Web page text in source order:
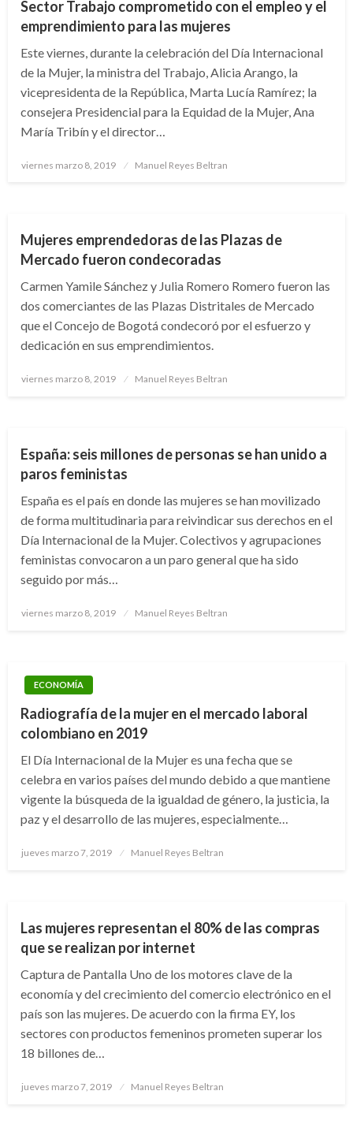
Sector Trabajo comprometido con el empleo y el
emprendimiento para las mujeres
Este viernes, durante la celebración del Día Internacional
de la Mujer, la ministra del Trabajo, Alicia Arango, la
vicepresidenta de la República, Marta Lucía Ramírez; la
consejera Presidencial para la Equidad de la Mujer, Ana
María Tribín y el director…
Publicado
viernes marzo 8, 2019 Manuel Reyes Beltran
Mujeres emprendedoras de las Plazas de
Mercado fueron condecoradas
Carmen Yamile Sánchez y Julia Romero Romero fueron las
dos comerciantes de las Plazas Distritales de Mercado
que el Concejo de Bogotá condecoró por el esfuerzo y
dedicación en sus emprendimientos.
Publicado
viernes marzo 8, 2019 Manuel Reyes Beltran
España: seis millones de personas se han unido a
paros feministas
España es el país en donde las mujeres se han movilizado
de forma multitudinaria para reivindicar sus derechos en el
Día Internacional de la Mujer. Colectivos y agrupaciones
feministas convocaron a un paro general que ha sido
seguido por más…
Publicado
viernes marzo 8, 2019 Manuel Reyes Beltran
ECONOMÍA
Radiografía de la mujer en el mercado laboral
colombiano en 2019
El Día Internacional de la Mujer es una fecha que se
celebra en varios países del mundo debido a que mantiene
vigente la búsqueda de la igualdad de género, la justicia, la
paz y el desarrollo de las mujeres, especialmente…
Publicado
jueves marzo 7, 2019 Manuel Reyes Beltran
Las mujeres representan el 80% de las compras
que se realizan por internet
Captura de Pantalla Uno de los motores clave de la
economía y del crecimiento del comercio electrónico en el
país son las mujeres. De acuerdo con la firma EY, los
sectores con productos femeninos prometen superar los
18 billones de…
Publicado
jueves marzo 7, 2019 Manuel Reyes Beltran